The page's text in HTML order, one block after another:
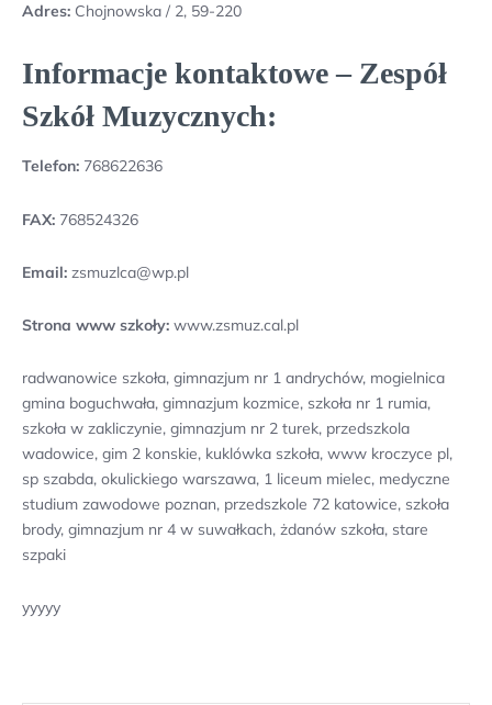
Adres: Chojnowska / 2, 59-220
Informacje kontaktowe – Zespół
Szkół Muzycznych:
Telefon: 768622636
FAX: 768524326
Email: zsmuzlca@wp.pl
Strona www szkoły: www.zsmuz.cal.pl
radwanowice szkoła, gimnazjum nr 1 andrychów, mogielnica
gmina boguchwała, gimnazjum kozmice, szkoła nr 1 rumia,
szkoła w zakliczynie, gimnazjum nr 2 turek, przedszkola
wadowice, gim 2 konskie, kuklówka szkoła, www kroczyce pl,
sp szabda, okulickiego warszawa, 1 liceum mielec, medyczne
studium zawodowe poznan, przedszkole 72 katowice, szkoła
brody, gimnazjum nr 4 w suwałkach, żdanów szkoła, stare
szpaki
yyyyy